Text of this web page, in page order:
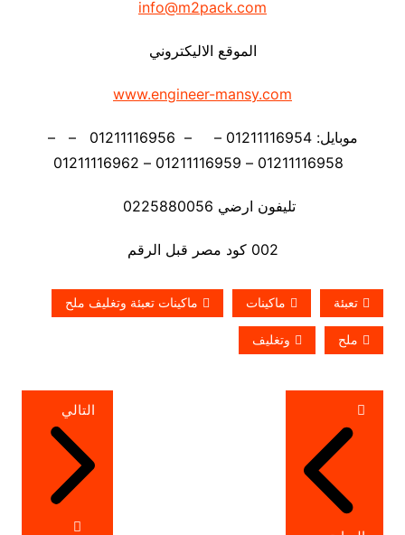
info@m2pack.com
الموقع الاليكتروني
www.engineer-mansy.com
موبايل: 01211116954 – – 01211116956 – –
تليفون ارضي 0225880056
002 كود مصر قبل الرقم
تعبئة ماكينات ماكينات تعبئة وتغليف ملح
ملح وتغليف
تصفّح
المقالات
التالي